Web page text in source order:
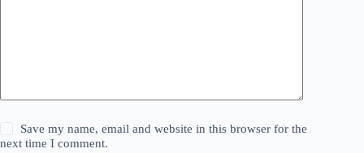
Save my name, email and website in this browser for the
next time I comment.